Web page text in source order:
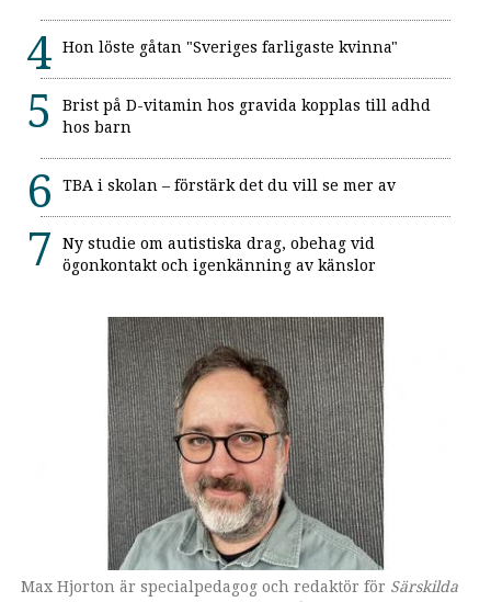
Hon löste gåtan "Sveriges farligaste kvinna"
Brist på D-vitamin hos gravida kopplas till adhd
hos barn
TBA i skolan – förstärk det du vill se mer av
Ny studie om autistiska drag, obehag vid
ögonkontakt och igenkänning av känslor
Max Hjorton är specialpedagog och redaktör för Särskilda
Omslaget till boken som ges ut av Lärarförlaget.